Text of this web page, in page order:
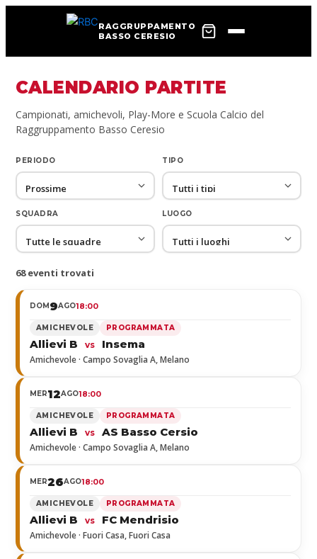
RAGGRUPPAMENTO
BASSO CERESIO
CALENDARIO PARTITE
Campionati, amichevoli, Play-More e Scuola Calcio del
Raggruppamento Basso Ceresio
PERIODO TIPO
SQUADRA LUOGO
68 eventi trovati
DOM9AGO18:00
AMICHEVOLE PROGRAMMATA
Allievi B vs Insema
Amichevole · Campo Sovaglia A, Melano
MER12AGO18:00
AMICHEVOLE PROGRAMMATA
Allievi B vs AS Basso Cersio
Amichevole · Campo Sovaglia A, Melano
MER26AGO18:00
AMICHEVOLE PROGRAMMATA
Allievi B vs FC Mendrisio
Amichevole · Fuori Casa, Fuori Casa